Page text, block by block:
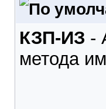
КЗП-ИЗ -
метода